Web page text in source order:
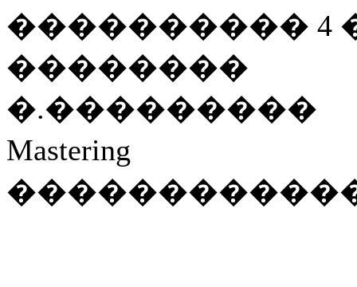
���������� 4
�.���������
�������������� ,